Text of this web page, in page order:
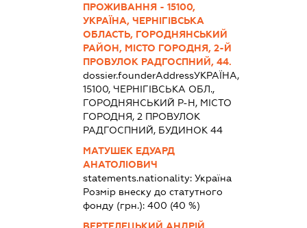
ПРОЖИВАННЯ - 15100,
УКРАЇНА, ЧЕРНІГІВСЬКА
ОБЛАСТЬ, ГОРОДНЯНСЬКИЙ
РАЙОН, МІСТО ГОРОДНЯ, 2-Й
ПРОВУЛОК РАДГОСПНИЙ, 44.
dossier.founderAddressУКРАЇНА,
15100, ЧЕРНІГІВСЬКА ОБЛ.,
ГОРОДНЯНСЬКИЙ Р-Н, МІСТО
ГОРОДНЯ, 2 ПРОВУЛОК
РАДГОСПНИЙ, БУДИНОК 44
МАТУШЕК ЕДУАРД
АНАТОЛІОВИЧ
statements.nationality:Україна
Розмір внеску до статутного
фонду (грн.):400 (40 %)